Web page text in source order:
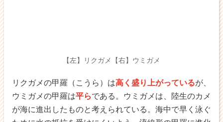
【左】リクガメ【右】ウミガメ
リクガメの甲羅（こうら）は高く盛り上がっているが、
ウミガメの甲羅は平らである。ウミガメは、陸生のカメ
が海に進出したものと考えられている。海中で早く泳ぐ